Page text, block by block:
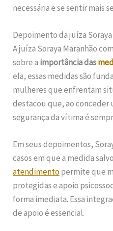
necessária e se sentir mais
Depoimento da juíza
A juíza Soraya Maranhão
sobre a importância das
ela, essas medidas são
mulheres que enfrentam
destacou que, ao conceder
segurança da vítima é
Em seus depoimentos,
casos em que a medida
atendimentopermite que
protegidas e apoio
forma imediata. Essa
de apoio é essencial.